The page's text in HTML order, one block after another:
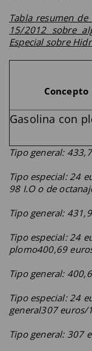
Tabla resumen
15/2012 sobre
Especial sobre
Concepto
Gasolina con
Tipo general:
Tipo especial: 24
98 I.O o de
Tipo general:
Tipo especial: 24
plomo400,69
Tipo general:
Tipo especial: 24
general307
Tipo general: 307